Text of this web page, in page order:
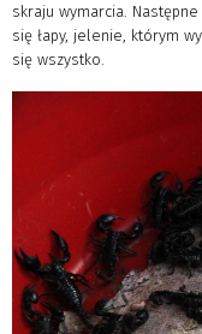
skraju wymarcia.
się łapy, jelenie, którym
się wszystko.